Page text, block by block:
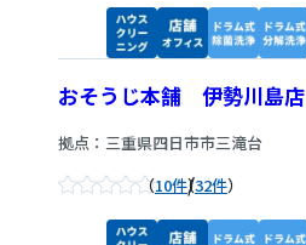
おそうじ本舗 伊勢川島店
拠点：三重県四日市市三滝台
10件/32件